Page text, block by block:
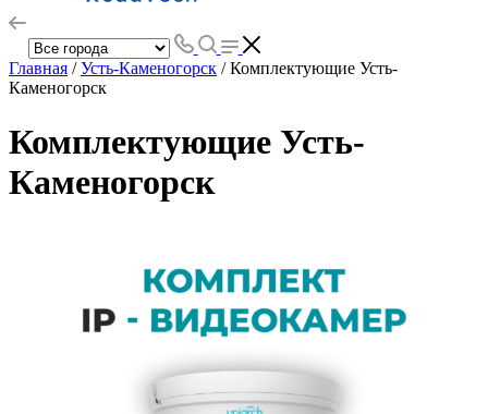
Главная /Усть-Каменогорск / Комплектующие Усть-
Каменогорск
Комплектующие Усть-
Каменогорск